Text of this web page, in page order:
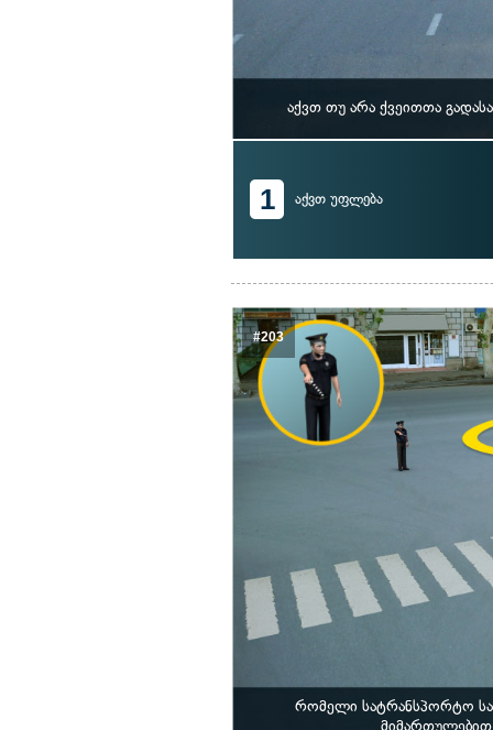
აქვთ თუ არა ქვეითთა
1 აქვთ უფლება
#203
რომელი სატრანსპორტო
მიმართულებით